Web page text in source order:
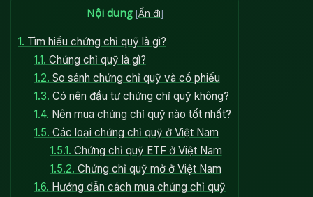
Nội dung [Ẩn đi]
1. Tìm hiểu chứng chỉ quỹ là gì?
1.1. Chứng chỉ quỹ là gì?
1.2. So sánh chứng chỉ quỹ và cổ phiếu
1.3. Có nên đầu tư chứng chỉ quỹ không?
1.4. Nên mua chứng chỉ quỹ nào tốt nhất?
1.5. Các loại chứng chỉ quỹ ở Việt Nam
1.5.1. Chứng chỉ quỹ ETF ở Việt Nam
1.5.2. Chứng chỉ quỹ mở ở Việt Nam
1.6. Hướng dẫn cách mua chứng chỉ quỹ